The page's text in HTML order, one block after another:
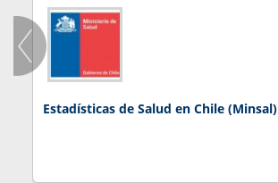
Estadísticas de Salud en Chile (Minsal)